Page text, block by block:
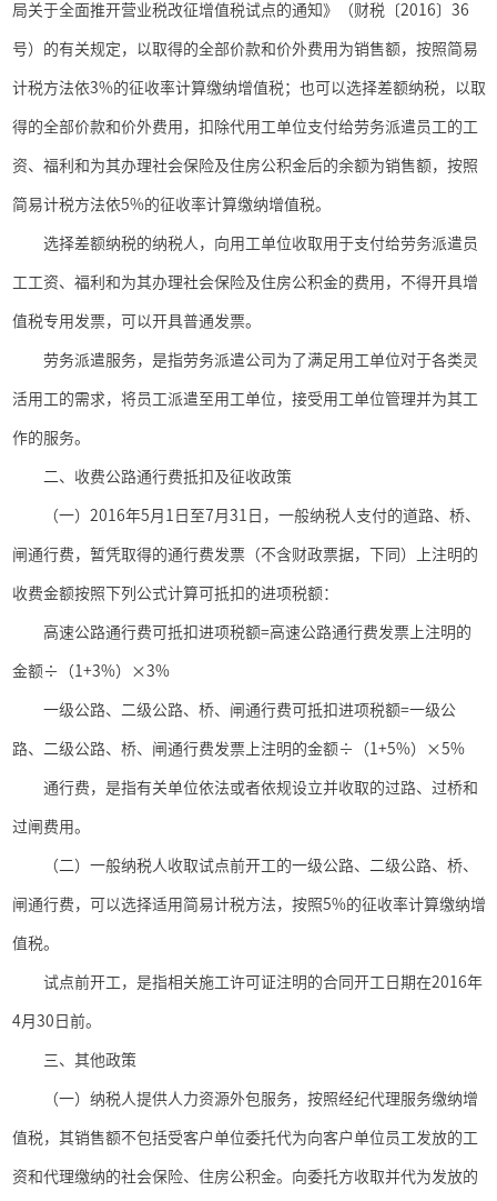
局关于全面推开营业税改征增值税试点的通知》（财税〔2016 〕 36
号）的有关规定，以取得的全部价款和价外费用为销售额，按照简易
计税方法依3%的征收率计算缴纳增值税；也可以选择差额纳税，以取
得的全部价款和价外费用，扣除代用工单位支付给劳务派遣员工的工
资、福利和为其办理社会保险及住房公积金后的余额为销售额，按照
简易计税方法依5%的征收率计算缴纳增值税。
选择差额纳税的纳税人，向用工单位收取用于支付给劳务派遣员
工工资、福利和为其办理社会保险及住房公积金的费用，不得开具增
值税专用发票，可以开具普通发票。
劳务派遣服务，是指劳务派遣公司为了满足用工单位对于各类灵
活用工的需求，将员工派遣至用工单位，接受用工单位管理并为其工
作的服务。
二、收费公路通行费抵扣及征收政策
（一） 2016年5 月 1 日至 7 月 31 日，一般纳税人支付的道路、桥、
闸通行费，暂凭取得的通行费发票（不含财政票据，下同）上注明的
收费金额按照下列公式计算可抵扣的进项税额：
高速公路通行费可抵扣进项税额=高速公路通行费发票上注明的
金额÷（1+3%）×3%
一级公路、二级公路、桥、闸通行费可抵扣进项税额=一级公
路、二级公路、桥、闸通行费发票上注明的金额÷（1+5%）×5%
通行费，是指有关单位依法或者依规设立并收取的过路、过桥和
过闸费用。
（二）一般纳税人收取试点前开工的一级公路、二级公路、桥、
闸通行费，可以选择适用简易计税方法，按照5%的征收率计算缴纳增
值税。
试点前开工，是指相关施工许可证注明的合同开工日期在2016年
4月 30 日前。
三、其他政策
（一）纳税人提供人力资源外包服务，按照经纪代理服务缴纳增
值税，其销售额不包括受客户单位委托代为向客户单位员工发放的工
资和代理缴纳的社会保险、住房公积金。向委托方收取并代为发放的